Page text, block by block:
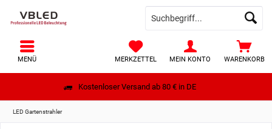
Kostenloser Versand ab 80 € in DE
WARENKORB
MERKZETTEL MEIN KONTO
MENÜ
LED Gartenstrahler